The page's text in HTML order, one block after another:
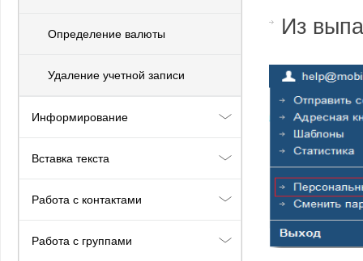
Определение валюты
Удаление учетной записи
Информирование
Вставка текста
Работа с контактами
Работа с группами
Из